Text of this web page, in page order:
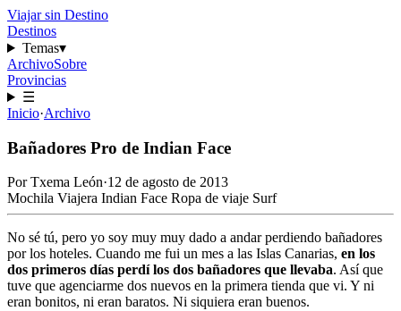
Viajar sin Destino
Destinos
Temas▾
ArchivoSobre
Provincias
☰
Inicio·Archivo
Bañadores Pro de Indian Face
PorTxema León·12 de agosto de 2013
Mochila Viajera Indian Face Ropa de viaje Surf
No sé tú, pero yo soy muy muy dado a andar perdiendo bañadores
por los hoteles. Cuando me fui un mes a las Islas Canarias, en los
dos primeros días perdí los dos bañadores que llevaba. Así que
tuve que agenciarme dos nuevos en la primera tienda que vi. Y ni
eran bonitos, ni eran baratos. Ni siquiera eran buenos.